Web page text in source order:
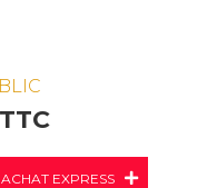
ACHAT EXPRESS